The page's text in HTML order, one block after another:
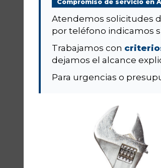
Compromiso de servicio en
Atendemos solicitudes
por teléfono indicamos
Trabajamos con
dejamos el alcance
Para urgencias o